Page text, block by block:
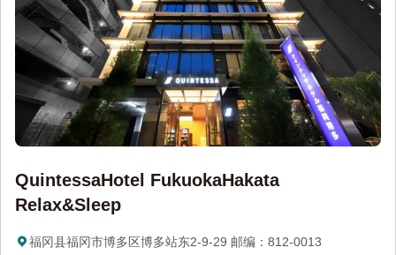
QuintessaHotel FukuokaHakata
Relax&Sleep
福冈县福冈市博多区博多站东2-9-29 邮编：812-0013